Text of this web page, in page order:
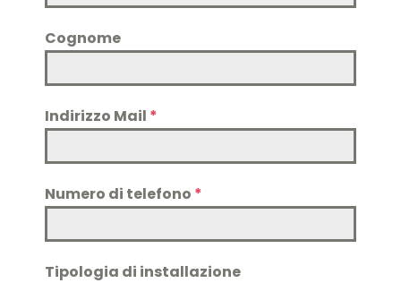
Cognome
Indirizzo Mail *
Numero di telefono *
Tipologia di installazione